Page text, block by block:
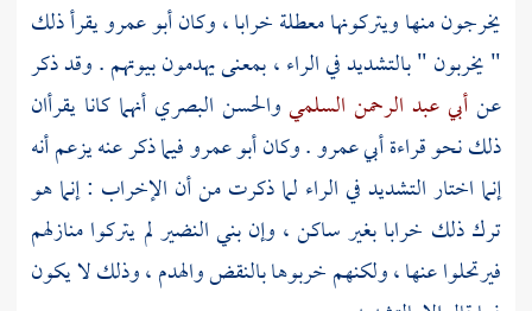
يخرجون منها ويتركونها معطلة خرابا ، وكان أبو عمرو يقرأ ذلك
" يخربون " بالتشديد في الراء ، بمعنى يهدمون بيوتهم . وقد ذكر
عنأبي عبد الرحمن السلميوالحسن البصريأنهما كانا يقرأان
ذلك نحو قراءةأبي عمرو. وكانأبو عمروفيما ذكر عنه يزعم أنه
إنما اختار التشديد في الراء لما ذكرت من أن الإخراب : إنما هو
ترك ذلك خرابا بغير ساكن ، وإنبني النضيرلم يتركوا منازلهم
فيرتحلوا عنها ، ولكنهم خربوها بالنقض والهدم ، وذلك لا يكون